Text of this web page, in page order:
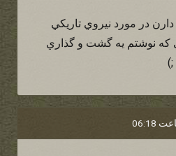
در مورد نيروي تاريكي
كه نوشتم يه گشت و گذاري